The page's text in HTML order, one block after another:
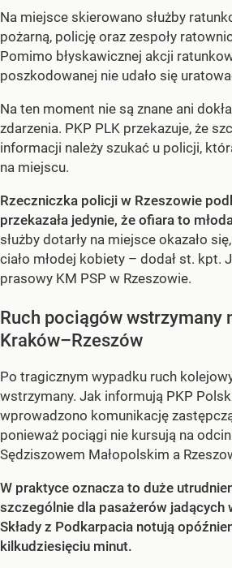
Na miejsce skierowano służby
pożarną, policję oraz zespoły
Pomimo błyskawicznej akcji
poszkodowanej nie udało się
Na ten moment nie są znane ani
zdarzenia. PKP PLK przekazuje, że
informacji należy szukać u policji,
na miejscu.
Rzeczniczka policji w Rzeszowie
przekazała jedynie, że ofiara to
służby dotarły na miejsce okazało
ciało młodej kobiety – dodał st. kpt.
prasowy KM PSP w Rzeszowie.
Ruch pociągów wstrzymany
Kraków–Rzeszów
Po tragicznym wypadku ruch
wstrzymany. Jak informują PKP
wprowadzono komunikację
ponieważ pociągi nie kursują na
Sędziszowem Małopolskim a
W praktyce oznacza to duże
szczególnie dla pasażerów jadących
Składy z Podkarpacia notują
kilkudziesięciu minut.